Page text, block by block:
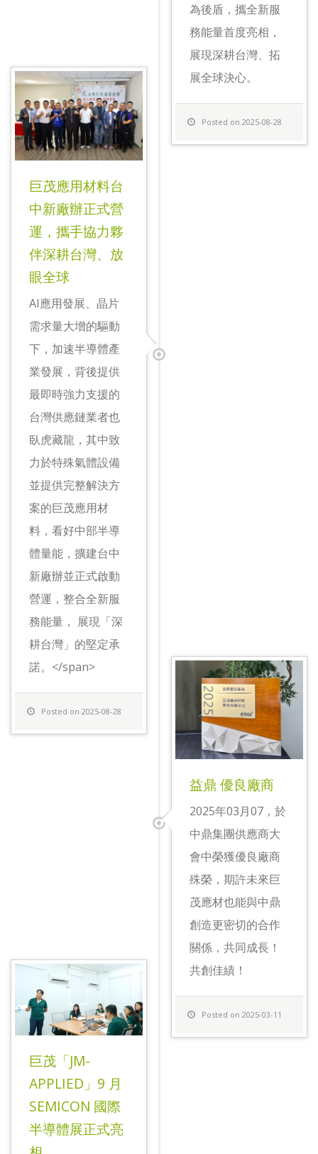
為後盾，攜全新服
務能量首度亮相，
展現深耕台灣、拓
展全球決心。
Posted on 2025-08-28
巨茂應用材料台
中新廠辦正式營
運，攜手協力夥
伴深耕台灣、放
眼全球
AI應用發展、晶片
需求量大增的驅動
下，加速半導體產
業發展，背後提供
最即時強力支援的
台灣供應鏈業者也
臥虎藏龍，其中致
力於特殊氣體設備
並提供完整解決方
案的巨茂應用材
料，看好中部半導
體量能，擴建台中
新廠辦並正式啟動
營運，整合全新服
務能量， 展現「深
耕台灣」的堅定承
諾。</span>
Posted on 2025-08-28
益鼎 優良廠商
2025年03月07，於
中鼎集團供應商大
會中榮獲優良廠商
殊榮，期許未來巨
茂應材也能與中鼎
創造更密切的合作
關係，共同成長！
共創佳績！
Posted on 2025-03-11
巨茂「JM-
APPLIED」9 月
SEMICON 國際
半導體展正式亮